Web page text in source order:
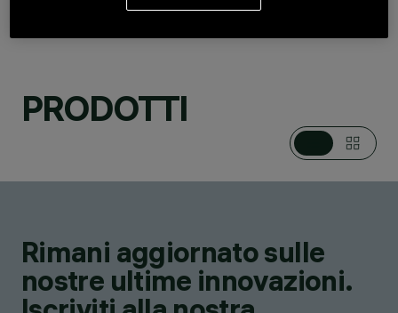
APPARECCHI PER
BINARIO A TENSIONE
PRODOTTI
PRODOTTI
Rimani aggiornato sulle
nostre ultime innovazioni.